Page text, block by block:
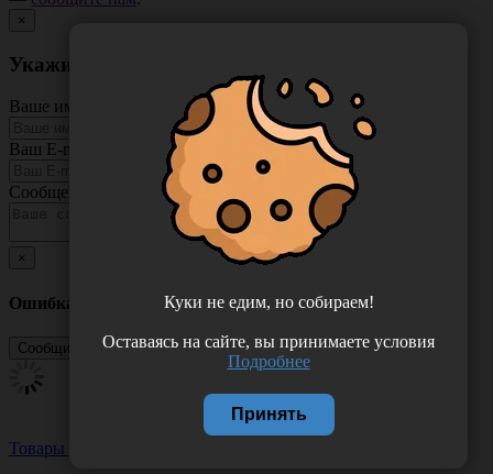
×
Укажите неточность в описании товара
Ваше имя
Ваш E-mail
Сообщение
×
Ошибка
Товары из этой категории
Куки не едим, но собираем!
Оставаясь на сайте, вы принимаете условия
Подробнее
Принять